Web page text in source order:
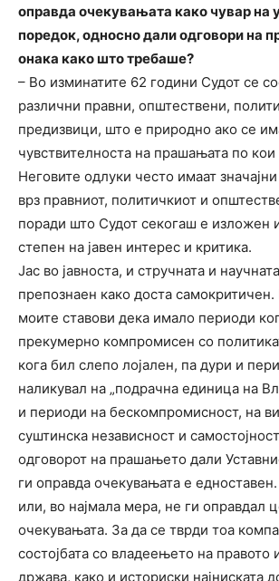
оправда очекувањата како чувар на
поредок, односно дали одговори на
онака како што требаше?
– Во изминатите 62 години Судот се
различни правни, општествени,
предизвици, што е природно ако се
чувствителноста на прашањата по кои
Неговите одлуки често имаат
врз правниот, политичкиот и
поради што Судот секогаш е изложен
степен на јавен интерес и критика.
Јас во јавноста, и стручната и
препознаен како доста самокритичен.
моите ставови дека имало периоди
прекумерно компромисен со
кога бил слепо лојален, па дури и
наликувал на „подрачна единица на
и периоди на бескомпромисност, на
суштинска независност и
одговорот на прашањето дали
ги оправда очекувањата е
или, во најмала мера, не ги оправдал
очекувањата. За да се тврди тоа
состојбата со владеењето на правото
држава, како и историски најниската